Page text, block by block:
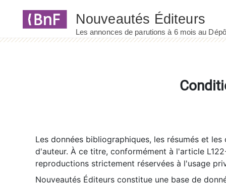
Les données bibliographiques, les résumés et
d'auteur. À ce titre, conformément à l'article
reproductions strictement réservées à l'usage
Nouveautés Éditeurs constitue une base de